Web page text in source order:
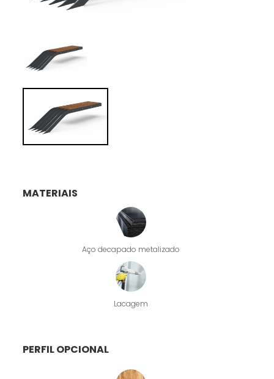
MATERIAIS
Aço decapado metalizado
Lacagem
PERFIL OPCIONAL